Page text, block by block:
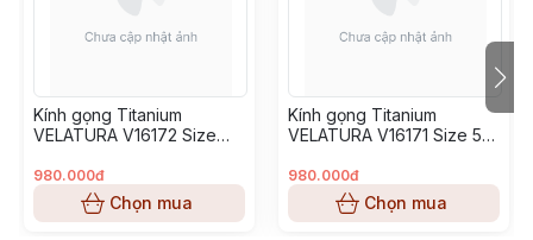
Kính gọng Titanium
VELATURA V16172 Size
980.000đ
Chọn mua
Kính gọng Titanium
VELATURA V16171 Size 53-
980.000đ
Chọn mua